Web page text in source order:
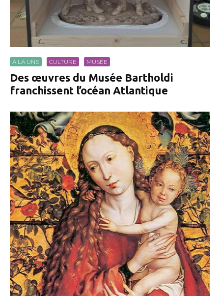
À LA UNE CULTURE MUSÉE
Des œuvres du Musée Bartholdi
franchissent l’océan Atlantique